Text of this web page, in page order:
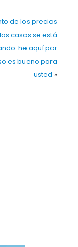
de los precios
casas se está
he aquí por
es bueno para
usted »